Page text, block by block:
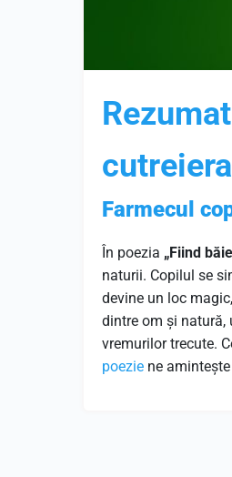
Farmecul
În poezia „Fiind
naturii. Copilul se
devine un loc
dintre om și
vremurilor trecute.
poezie ne